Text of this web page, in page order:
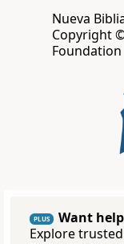
Nueva
Copyright
Foundation
PLUS
Want
Explore